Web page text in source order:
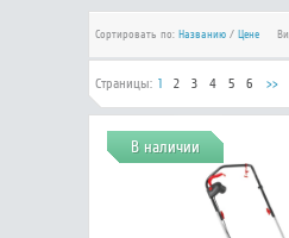
Сортировать по: Названию/ Цене
Страницы: 1 2 3 4 5 6 >>
В наличии